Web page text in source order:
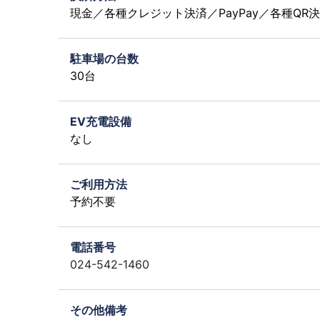
現金／各種クレジット決済／PayPay／各種QR
駐車場の台数
30台
EV充電設備
なし
ご利用方法
予約不要
電話番号
024-542-1460
その他備考